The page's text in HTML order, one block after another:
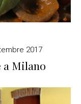
2017
a Milano